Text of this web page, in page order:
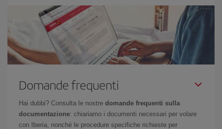
Domande frequenti
Hai dubbi? Consulta le nostre domande frequenti sulla
documentazione: chiariamo i documenti necessari per volare
con Iberia, nonché le procedure specifiche richieste per